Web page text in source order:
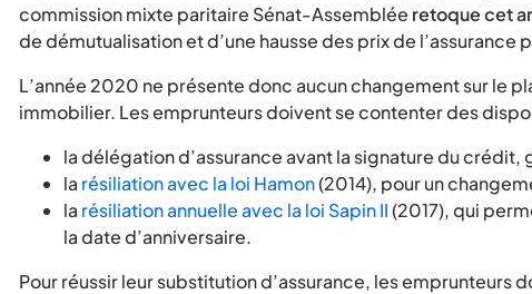
commission mixte paritaire Sénat-Assemblée retoque cet
de démutualisation et d’une hausse des prix de l’assurance
L’année 2020 ne présente donc aucun changement sur le
immobilier. Les emprunteurs doivent se contenter des
la délégation d’assurance avant la signature du crédit,
la résiliation avec la loi Hamon(2014), pour un
la résiliation annuelle avec la loi Sapin II(2017), qui
la date d’anniversaire.
Pour réussir leur substitution d’assurance, les emprunteurs